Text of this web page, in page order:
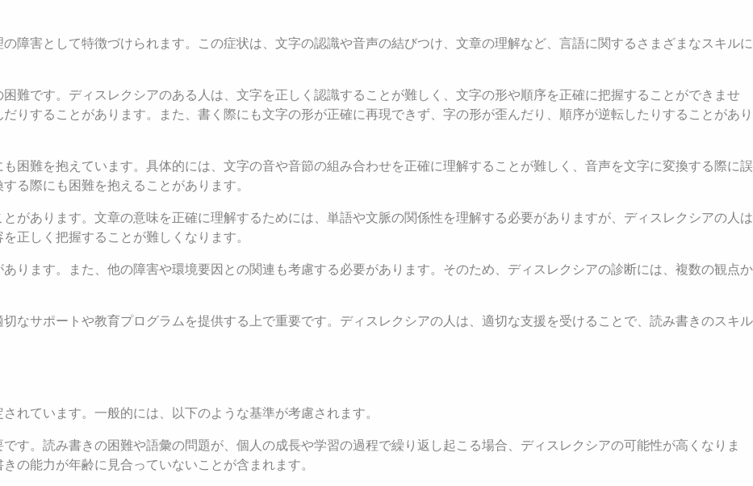
障害として特徴づけられます。この症状は、文字の認識や音声の結びつけ、文章の理解など、言語に関するさまざまなスキルに
難です。ディスレクシアのある人は、文字を正しく認識することが難しく、文字の形や順序を正確に把握することができませ
りすることがあります。また、書く際にも文字の形が正確に再現できず、字の形が歪んだり、順序が逆転したりすることがあり
困難を抱えています。具体的には、文字の音や音節の組み合わせを正確に理解することが難しく、音声を文字に変換する際に誤
る際にも困難を抱えることがあります。
があります。文章の意味を正確に理解するためには、単語や文脈の関係性を理解する必要がありますが、ディスレクシアの人は
正しく把握することが難しくなります。
ります。また、他の障害や環境要因との関連も考慮する必要があります。そのため、ディスレクシアの診断には、複数の観点か
なサポートや教育プログラムを提供する上で重要です。ディスレクシアの人は、適切な支援を受けることで、読み書きのスキル
れています。一般的には、以下のような基準が考慮されます。
す。読み書きの困難や語彙の問題が、個人の成長や学習の過程で繰り返し起こる場合、ディスレクシアの可能性が高くなりま
の能力が年齢に見合っていないことが含まれます。